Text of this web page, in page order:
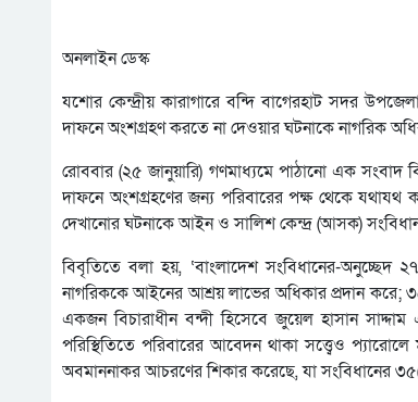
অনলাইন ডেস্ক
যশোর কেন্দ্রীয় কারাগারে বন্দি বাগেরহাট সদর
দাফনে অংশগ্রহণ করতে না দেওয়ার ঘটনাকে নাগরিক
রোববার (২৫ জানুয়ারি) গণমাধ্যমে পাঠানো এক সংবাদ
দাফনে অংশগ্রহণের জন্য পরিবারের পক্ষ থেকে যথাযথ
দেখানোর ঘটনাকে আইন ও সালিশ কেন্দ্র (আসক)
বিবৃতিতে বলা হয়, ‘বাংলাদেশ সংবিধানের-
নাগরিককে আইনের আশ্রয় লাভের অধিকার প্রদান করে;
একজন বিচারাধীন বন্দী হিসেবে জুয়েল হাসান
পরিস্থিতিতে পরিবারের আবেদন থাকা সত্ত্বেও
অবমাননাকর আচরণের শিকার করেছে, যা সংবিধানের